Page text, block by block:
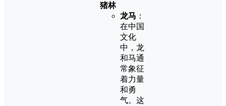
猪林
龙马 ：
在中国
文化
中，龙
和马通
常象征
着力量
和勇
气。这